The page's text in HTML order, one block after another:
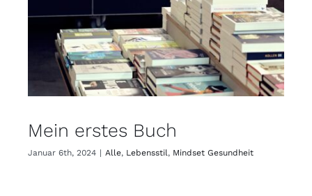
Mein erstes Buch
Januar 6th, 2024 | Alle, Lebensstil , Mindset Gesundheit